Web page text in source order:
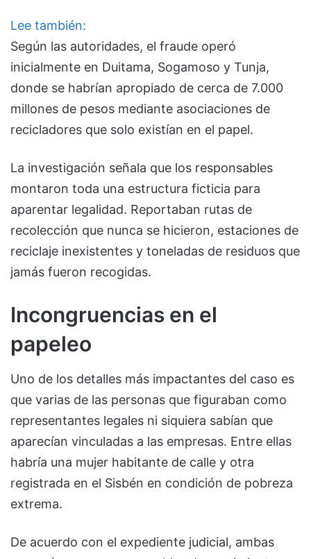
Lee también:
Según las autoridades, el fraude operó
inicialmente en Duitama, Sogamoso y Tunja,
donde se habrían apropiado de cerca de 7.000
millones de pesos mediante asociaciones de
recicladores que solo existían en el papel.
La investigación señala que los responsables
montaron toda una estructura ficticia para
aparentar legalidad. Reportaban rutas de
recolección que nunca se hicieron, estaciones de
reciclaje inexistentes y toneladas de residuos que
jamás fueron recogidas.
Incongruencias en el
papeleo
Uno de los detalles más impactantes del caso es
que varias de las personas que figuraban como
representantes legales ni siquiera sabían que
aparecían vinculadas a las empresas. Entre ellas
habría una mujer habitante de calle y otra
registrada en el Sisbén en condición de pobreza
extrema.
De acuerdo con el expediente judicial, ambas